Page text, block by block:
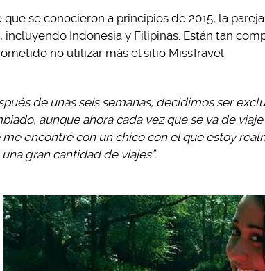
que se conocieron a principios de 2015, la
incluyendo Indonesia y Filipinas. Están tan
no utilizar más el sitio MissTravel.
de unas seis semanas, decidimos ser
aunque ahora cada vez que se va de
me encontré con un chico con el que estoy
gran cantidad de viajes”.